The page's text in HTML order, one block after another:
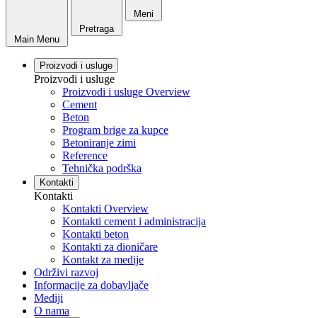
Main Menu
Pretraga
Meni
Proizvodi i usluge
Proizvodi i usluge
Proizvodi i usluge Overview
Cement
Beton
Program brige za kupce
Betoniranje zimi
Reference
Tehnička podrška
Kontakti
Kontakti
Kontakti Overview
Kontakti cement i administracija
Kontakti beton
Kontakti za dioničare
Kontakt za medije
Održivi razvoj
Informacije za dobavljače
Mediji
O nama